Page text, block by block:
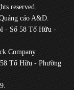
reserved.
cáo A&D.
- Số 58 Tố Hữu -
Company
Tố Hữu - Phường